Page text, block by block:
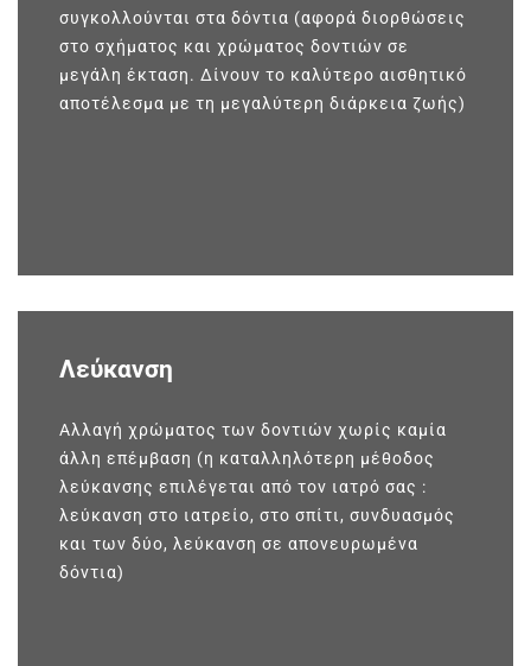
συγκολλούνται στα δόντια (αφορά διορθώσεις
στο σχήματος και χρώματος δοντιών σε
μεγάλη έκταση. Δίνουν το καλύτερο αισθητικό
αποτέλεσμα με τη μεγαλύτερη διάρκεια ζωής)
Λεύκανση
Αλλαγή χρώματος των δοντιών χωρίς καμία
άλλη επέμβαση (η καταλληλότερη μέθοδος
λεύκανσης επιλέγεται από τον ιατρό σας :
λεύκανση στο ιατρείο, στο σπίτι, συνδυασμός
και των δύο, λεύκανση σε απονευρωμένα
δόντια)